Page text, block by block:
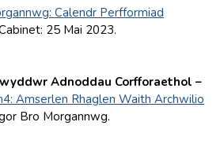
Calendr Perfformiad
25 Mai 2023.
Adnoddau Corfforaethol –
Amserlen Rhaglen Waith Archwilio
Bro Morgannwg.